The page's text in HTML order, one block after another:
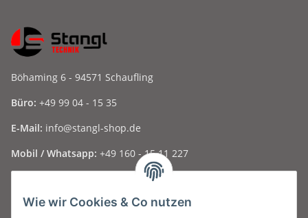
Wie wir Cookies & Co nutzen
Böhaming 6 - 94571 Schaufling
Büro: +49 99 04 - 15 35
E-Mail: info@stangl-shop.de
Mobil / Whatsapp: +49 160 - 15 11 227